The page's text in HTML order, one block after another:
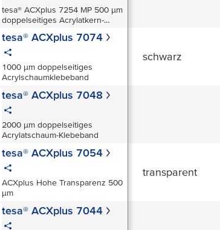
tesa® ACXplus 7254 MP 500 µm
doppelseitiges Acrylatkern-
tesa® ACXplus 7074
1000 µm doppelseitiges
Acrylschaumklebeband
schwarz
tesa® ACXplus 7048
2000 µm doppelseitiges
Acrylatschaum-Klebeband
tesa® ACXplus 7054
ACXplus Hohe Transparenz 500
µm
transparent
tesa® ACXplus 7044